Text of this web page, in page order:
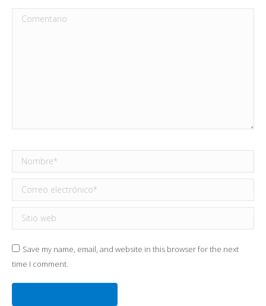
Comentario
Nombre *
Correo electrónico *
Sitio web
Save my name, email, and website in this browser for the next
time I comment.